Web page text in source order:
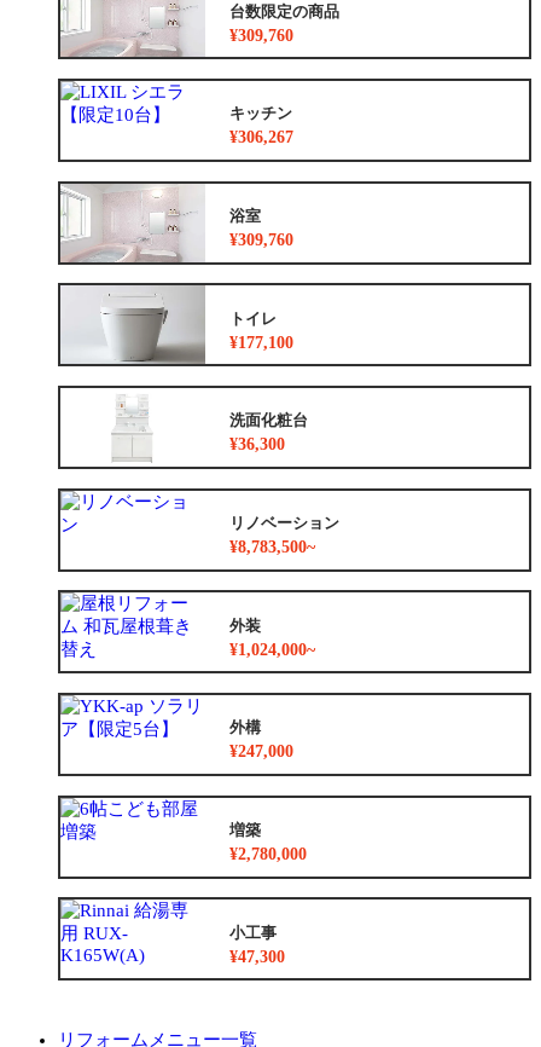
台数限定の商品
¥309,760
キッチン
¥306,267
浴室
¥309,760
トイレ
¥177,100
洗面化粧台
¥36,300
リノベーション
¥8,783,500~
外装
¥1,024,000~
外構
¥247,000
増築
¥2,780,000
小工事
¥47,300
リフォームメニュー一覧